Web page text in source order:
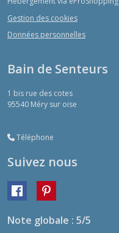
Gestion des cookies
Données personnelles
Bain de Senteurs
1 bis rue des cotes
95540 Méry sur oise
Téléphone
Suivez nous
Note globale : 5/5